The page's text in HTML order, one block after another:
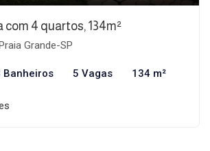
com 4 quartos, 134m²
Grande-SP
Banheiros 5 Vagas 134 m²